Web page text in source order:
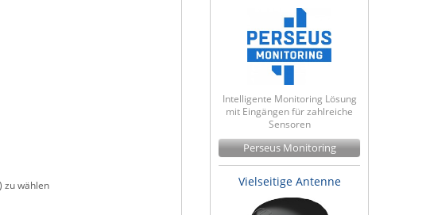
zu wählen
Intelligente Monitoring Lösung
mit Eingängen für zahlreiche
Sensoren
Perseus Monitoring
Vielseitige Antenne